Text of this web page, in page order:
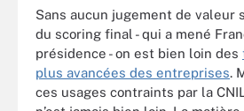
Sans aucun jugement de valeur
du scoring final - qui a mené
présidence - on est bien loin des
plus avancées des entreprises.
ces usages contraints par la